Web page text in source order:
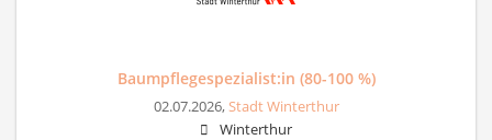
Baumpflegespezialist:in (80-100 %)
02.07.2026,Stadt Winterthur
Winterthur